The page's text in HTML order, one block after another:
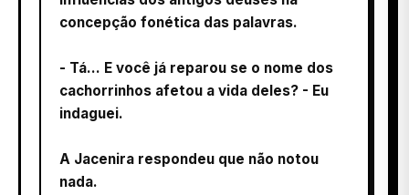
concepção fonética das palavras.
- Tá… E você já reparou se o nome dos
cachorrinhos afetou a vida deles? - Eu
indaguei.
A Jacenira respondeu que não notou
nada.